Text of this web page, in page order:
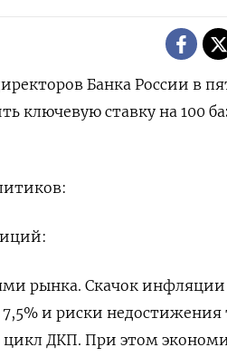
Банка России в
ключевую ставку на 100
рынка. Скачок инфляции
и риски недостижения
ДКП. При этом